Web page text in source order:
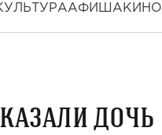
АФИША КИНО
дочь